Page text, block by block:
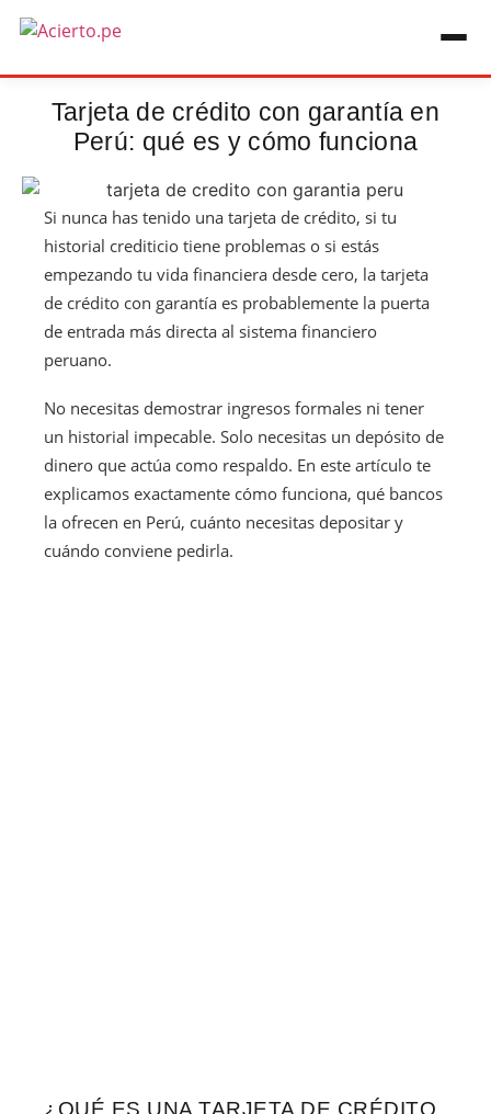
Tarjeta de crédito con garantía en
Perú: qué es y cómo funciona
Si nunca has tenido una tarjeta de crédito, si tu
historial crediticio tiene problemas o si estás
empezando tu vida financiera desde cero, la tarjeta
de crédito con garantía es probablemente la puerta
de entrada más directa al sistema financiero
peruano.
No necesitas demostrar ingresos formales ni tener
un historial impecable. Solo necesitas un depósito de
dinero que actúa como respaldo. En este artículo te
explicamos exactamente cómo funciona, qué bancos
la ofrecen en Perú, cuánto necesitas depositar y
cuándo conviene pedirla.
¿QUÉ ES UNA TARJETA DE CRÉDITO